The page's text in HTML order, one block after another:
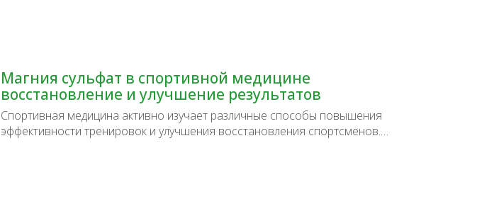
Магния сульфат в спортивной медицине
восстановление и улучшение результатов
Спортивная медицина активно изучает различные способы повышения
эффективности тренировок и улучшения восстановления спортсменов.…